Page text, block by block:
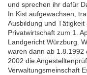
und sprechen ihr dafür
In Kist aufgewachsen,
Ausbildung und
Privatwirtschaft zum 1.
Landgericht Würzburg.
waren dann ab 1.8.1992
2002 die
Verwaltungsmeinschaft